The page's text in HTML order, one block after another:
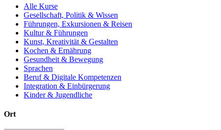
Alle Kurse
Gesellschaft, Politik & Wissen
Führungen, Exkursionen & Reisen
Kultur & Führungen
Kunst, Kreativität & Gestalten
Kochen & Ernährung
Gesundheit & Bewegung
Sprachen
Beruf & Digitale Kompetenzen
Integration & Einbürgerung
Kinder & Jugendliche
Ort